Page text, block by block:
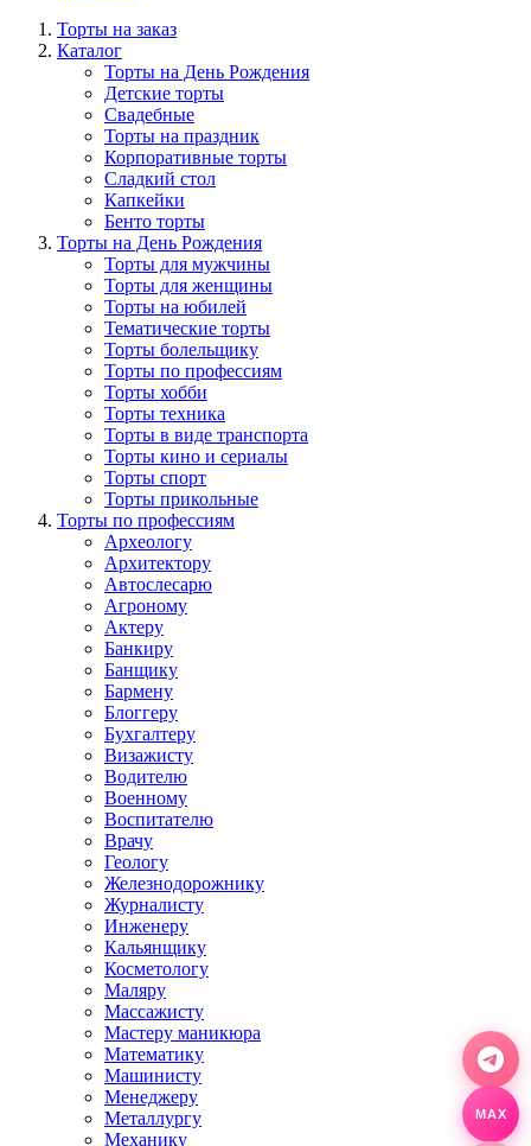
Торты на заказ
Каталог
Торты на День Рождения
Детские торты
Свадебные
Торты на праздник
Корпоративные торты
Сладкий стол
Капкейки
Бенто торты
Торты на День Рождения
Торты для мужчины
Торты для женщины
Торты на юбилей
Тематические торты
Торты болельщику
Торты по профессиям
Торты хобби
Торты техника
Торты в виде транспорта
Торты кино и сериалы
Торты спорт
Торты прикольные
Торты по профессиям
Археологу
Архитектору
Автослесарю
Агроному
Актеру
Банкиру
Банщику
Бармену
Блоггеру
Бухгалтеру
Визажисту
Водителю
Военному
Воспитателю
Врачу
Геологу
Железнодорожнику
Журналисту
Инженеру
Кальянщику
Косметологу
Маляру
Массажисту
Мастеру маникюра
Математику
Машинисту
Менеджеру
Металлургу
Механику
MAX